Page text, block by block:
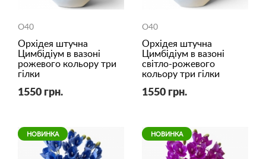
O40
Орхідея штучна
Цимбідіум в вазоні
рожевого кольору три
гілки
1550 грн.
O40
Орхідея штучна
Цимбідіум в вазоні
світло-рожевого
кольору три гілки
1550 грн.
НОВИНКА НОВИНКА